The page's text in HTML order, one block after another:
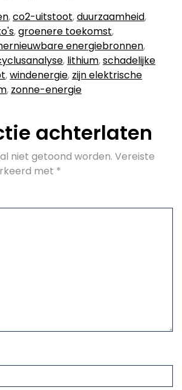
,co2-uitstoot,duurzaamheid,
,groenere toekomst,
energiebronnen,
, lithium,schadelijke
,windenergie, zijn elektrische
, zonne-energie
achterlaten
niet getoond worden. Vereiste
met *